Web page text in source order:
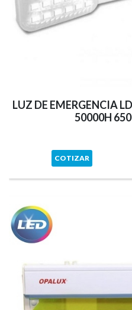
LUZ DE EMERGENCIA
50000H